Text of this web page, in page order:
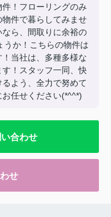
！フローリングのみ
件で暮らしてみませ
ら、間取りに余裕の
うか！こちらの物件は
当社は、多種多様な
！スタッフ一同、快
よう、全力で努めて
任せください(*^^*)
合わせ
せ